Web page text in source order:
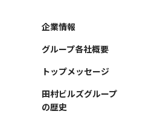
企業情報
グループ各社概要
トップメッセージ
田村ビルズグループ
の歴史